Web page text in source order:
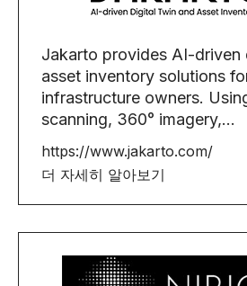
Jakarto provides AI-driven
asset inventory solutions
infrastructure owners.
scanning, 360° imagery,...
https://www.jakarto.com/
더 자세히 알아보기